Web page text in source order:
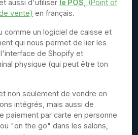
aussi d'utiliser le POS,
(Point of
vente) en français.
comme un logiciel de caisse et
qui nous permet de lier les
de Shopify et
physique (qui peut être ton
non seulement de vendre en
intégrés, mais aussi de
paiement par carte en personne
"on the go" dans les salons,